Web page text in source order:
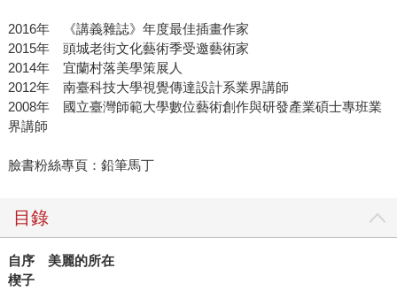
2016年 《講義雜誌》年度最佳插畫作家
2015年 頭城老街文化藝術季受邀藝術家
2014年 宜蘭村落美學策展人
2012年 南臺科技大學視覺傳達設計系業界講師
2008年 國立臺灣師範大學數位藝術創作與研發產業碩士專班業
界講師
臉書粉絲專頁：鉛筆馬丁
目錄
自序 美麗的所在
楔子